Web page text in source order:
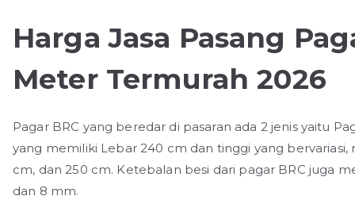
Harga Jasa Pasang
Meter Termurah 2026
Pagar BRC yang beredar di pasaran ada 2 jenis yaitu
yang memiliki Lebar 240 cm dan tinggi yang bervariasi,
cm, dan 250 cm. Ketebalan besi dari pagar BRC juga
dan 8 mm.